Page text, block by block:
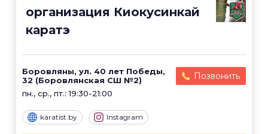
организация Киокусинкай
каратэ
Боровляны, ул. 40 лет Победы,
32 (Боровлянская СШ №2)
пн., ср., пт.: 19:30-21:00
Позвонить
karatist.by Instagram